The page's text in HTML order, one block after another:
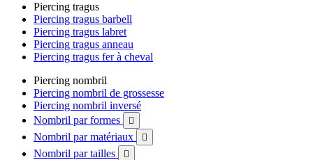
Piercing tragus
Piercing tragus barbell
Piercing tragus labret
Piercing tragus anneau
Piercing tragus fer à cheval
Piercing nombril
Piercing nombril de grossesse
Piercing nombril inversé
Nombril par formes

Nombril par matériaux 
Nombril par tailles 